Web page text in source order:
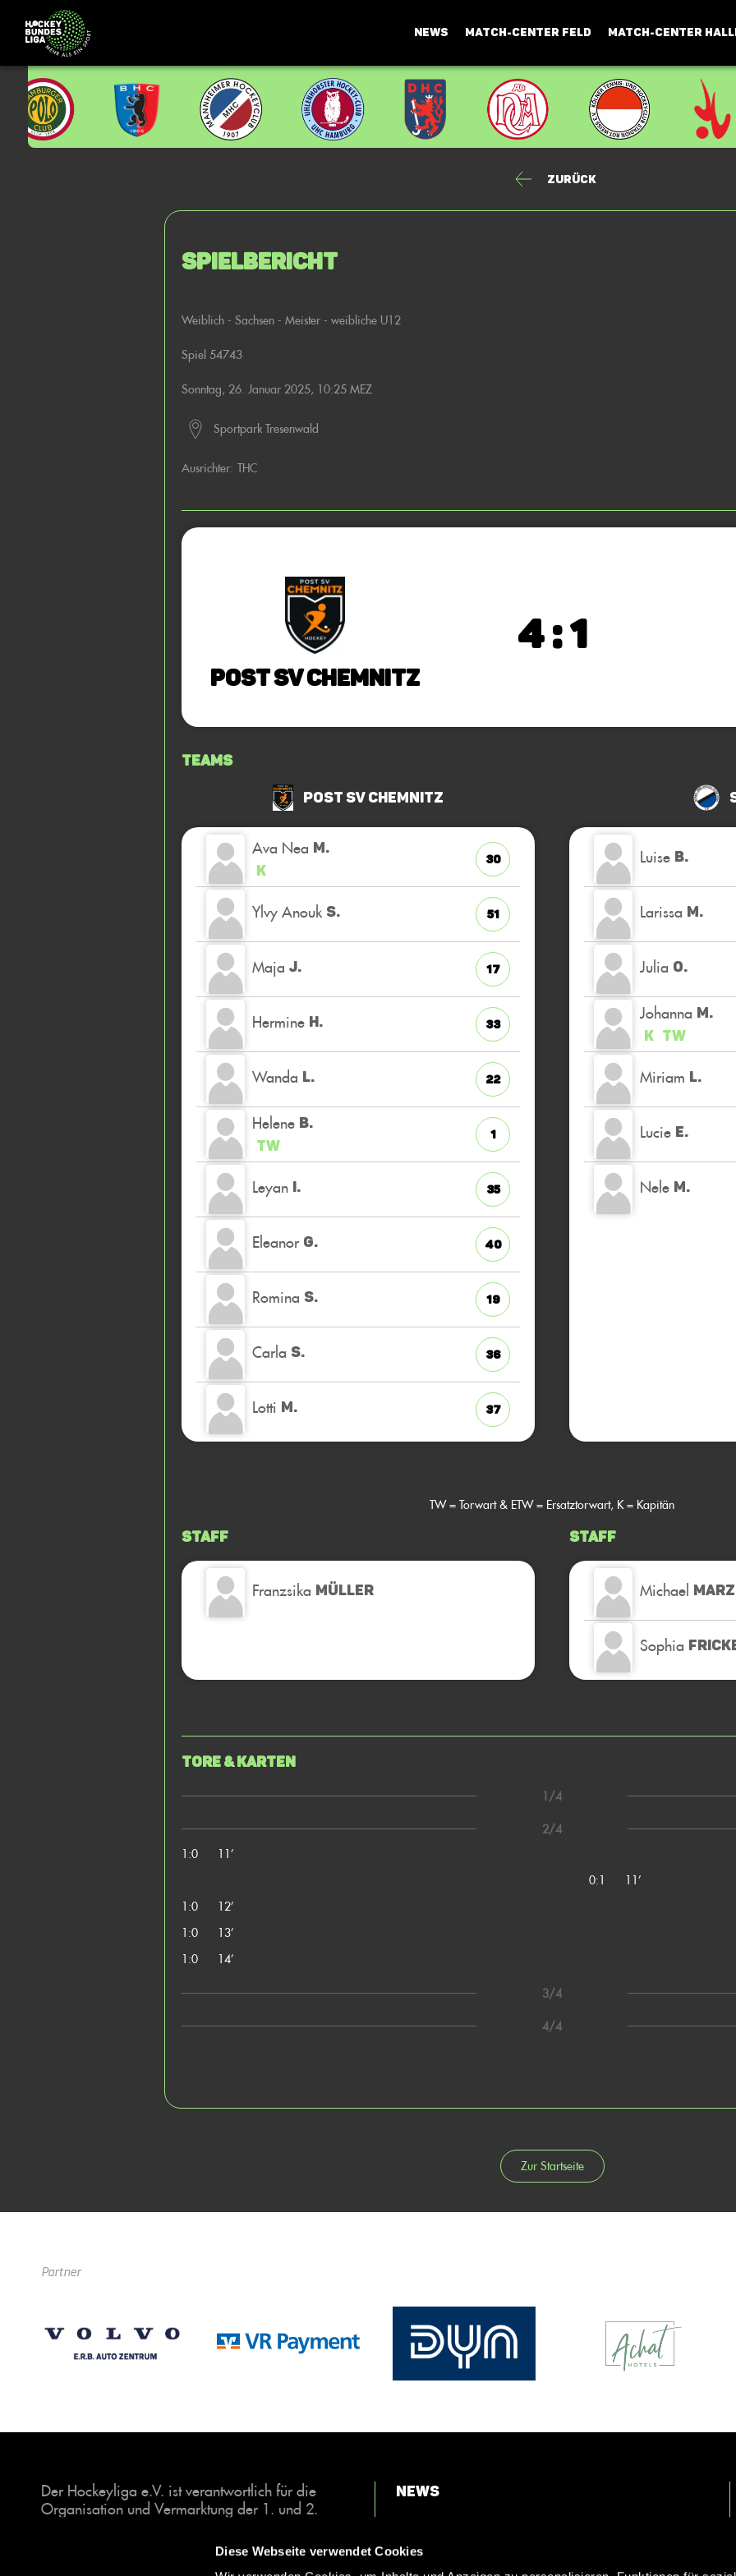
Diese Webseite verwendet Cookies
NEWS MATCH-CENTER FELD MATCH-CENTER
Zurück
Spielbericht
Weiblich - Sachsen - Meister - weibliche U12
Spiel 54743
Sonntag, 26. Januar 2025, 10:25 MEZ
Sportpark Tresenwald
Ausrichter: THC
Post SV Chemnitz
4 : 1
Teams
Post SV Chemnitz
Ava Nea M.
K
30
Ylvy Anouk S. 51
Maja J. 17
Hermine H. 33
Wanda L. 22
Helene B.
TW
1
Leyan I. 35
Eleanor G. 40
Romina S. 19
Carla S. 36
Lotti M. 37
Luise B.
Larissa M.
Julia O.
Johanna M.
K TW
Miriam L.
Lucie E.
Nele M.
TW = Torwart & ETW = Ersatztorwart, K = Kapitän
Staff
Franzsika MÜLLER
Staff
Michael MARZ
Sophia
Tore & Karten
1/4
2/4
1:0
11’
0:1
11’
1:0
12’
1:0
13’
1:0
14’
3/4
4/4
Zur Startseite
Partner
Der Hockeyliga e.V. ist verantwortlich für die
Organisation und Vermarktung der 1. und 2.
Halle. Insgesamt sind über 60 Vereine unter dem
Dach der Hockeyliga organisiert, sowohl im
News
Kontakt